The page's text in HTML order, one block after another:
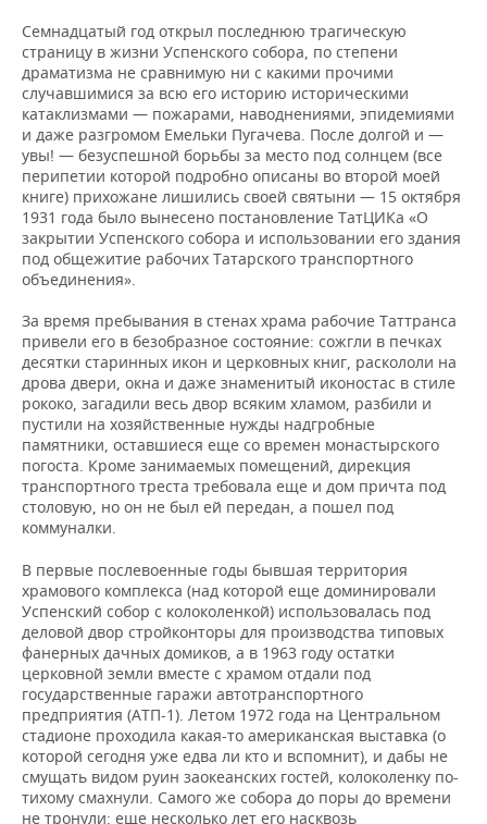
Семнадцатый год открыл последнюю трагическую
страницу в жизни Успенского собора, по степени
драматизма не сравнимую ни с какими прочими
случавшимися за всю его историю историческими
катаклизмами — пожарами, наводнениями, эпидемиями
и даже разгромом Емельки Пугачева. После долгой и —
увы! — безуспешной борьбы за место под солнцем (все
перипетии которой подробно описаны во второй моей
книге) прихожане лишились своей святыни — 15 октября
1931 года было вынесено постановление ТатЦИКа «О
закрытии Успенского собора и использовании его здания
под общежитие рабочих Татарского транспортного
объединения».
За время пребывания в стенах храма рабочие Таттранса
привели его в безобразное состояние: сожгли в печках
десятки старинных икон и церковных книг, раскололи на
дрова двери, окна и даже знаменитый иконостас в стиле
рококо, загадили весь двор всяким хламом, разбили и
пустили на хозяйственные нужды надгробные
памятники, оставшиеся еще со времен монастырского
погоста. Кроме занимаемых помещений, дирекция
транспортного треста требовала еще и дом причта под
столовую, но он не был ей передан, а пошел под
коммуналки.
В первые послевоенные годы бывшая территория
храмового комплекса (над которой еще доминировали
Успенский собор с колоколенкой) использовалась под
деловой двор стройконторы для производства типовых
фанерных дачных домиков, а в 1963 году остатки
церковной земли вместе с храмом отдали под
государственные гаражи автотранспортного
предприятия (АТП-1). Летом 1972 года на Центральном
стадионе проходила какая-то американская выставка (о
которой сегодня уже едва ли кто и вспомнит), и дабы не
смущать видом руин заокеанских гостей, колоколенку по-
тихому смахнули. Самого же собора до поры до времени
не тронули: еще несколько лет его насквозь